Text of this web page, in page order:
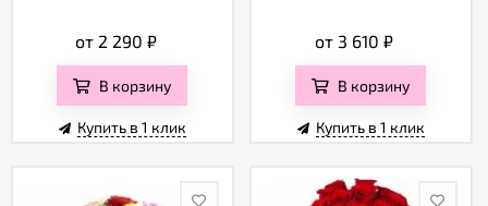
от 2 290 ₽
В корзину
Купить в 1 клик
от 3 610₽
В корзину
Купить в 1 клик